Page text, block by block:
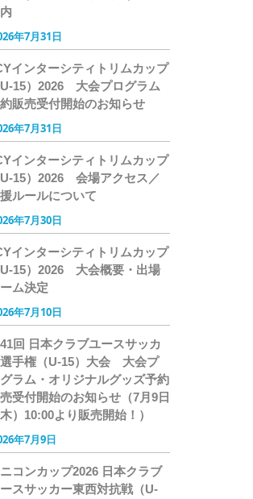
年7月31日
インターシティトリムカップ
U-15）2026 大会プログラム
販売受付開始のお知らせ
年7月31日
インターシティトリムカップ
U-15）2026 会場アクセス／
ルールについて
年7月30日
インターシティトリムカップ
U-15）2026 大会概要・出場
ム決定
年7月10日
回 日本クラブユースサッカ
手権（U-15）大会 大会プ
グラム・オリジナルグッズ予約
受付開始のお知らせ（7月9日
木）10:00より販売開始！）
年7月9日
コンカップ2026 日本クラブ
スサッカー東西対抗戦（U-